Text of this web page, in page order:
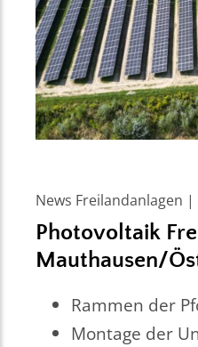
News Freilandanlagen
Photovoltaik
Mauthausen/
Rammen der
Montage der